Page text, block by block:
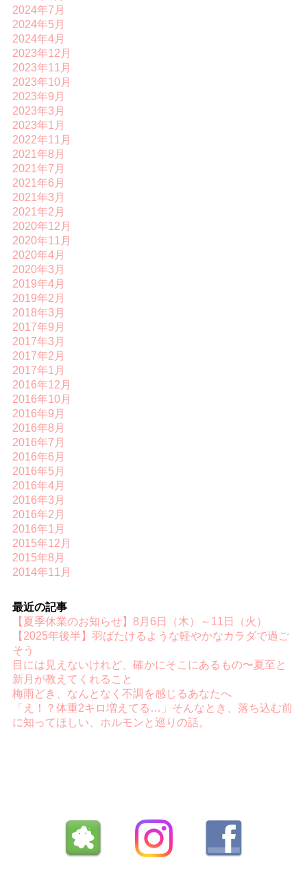
2024年7月
2024年5月
2024年4月
2023年12月
2023年11月
2023年10月
2023年9月
2023年3月
2023年1月
2022年11月
2021年8月
2021年7月
2021年6月
2021年3月
2021年2月
2020年12月
2020年11月
2020年4月
2020年3月
2019年4月
2019年2月
2018年3月
2017年9月
2017年3月
2017年2月
2017年1月
2016年12月
2016年10月
2016年9月
2016年8月
2016年7月
2016年6月
2016年5月
2016年4月
2016年3月
2016年2月
2016年1月
2015年12月
2015年8月
2014年11月
最近の記事
【夏季休業のお知らせ】8月6日（木）～11日（火）
【2025年後半】羽ばたけるような軽やかなカラダで過ご
そう
目には見えないけれど、確かにそこにあるもの〜夏至と
新月が教えてくれること
梅雨どき、なんとなく不調を感じるあなたへ
「え！？体重2キロ増えてる…」そんなとき、落ち込む前
に知ってほしい、ホルモンと巡りの話。